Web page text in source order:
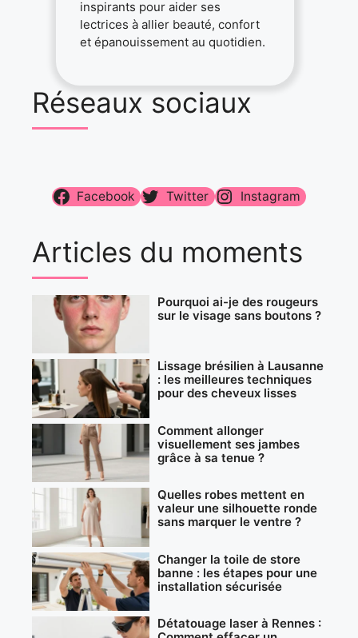
inspirants pour aider ses
lectrices à allier beauté, confort
et épanouissement au quotidien.
Réseaux sociaux
Facebook Twitter Instagram
Articles du moments
Pourquoi ai-je des rougeurs
sur le visage sans boutons ?
Lissage brésilien à Lausanne
: les meilleures techniques
pour des cheveux lisses
Comment allonger
visuellement ses jambes
grâce à sa tenue ?
Quelles robes mettent en
valeur une silhouette ronde
sans marquer le ventre ?
Changer la toile de store
banne : les étapes pour une
installation sécurisée
Détatouage laser à Rennes :